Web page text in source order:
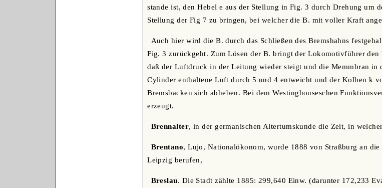
stande ist, den Hebel e aus der Stellung in Fig. 3 durch Drehung
Stellung der Fig 7 zu bringen, bei welcher die B. mit voller Kraft
Auch hier wird die B. durch das Schließen des Bremshahns
Fig. 3 zurückgeht. Zum Lösen der B. bringt der Lokomotivführer
daß der Luftdruck in der Leitung wieder steigt und die Memmbran
Cylinder enthaltene Luft durch 5 und 4 entweicht und der Kolben k
Bremsbacken sich abheben. Bei dem Westinghouseschen
erzeugt.
Brennalter, in der germanischen Altertumskunde die Zeit, in
Brentano, Lujo, Nationalökonom, wurde 1888 von Straßburg an
Leipzig berufen,
Breslau. Die Stadt zählte 1885: 299,640 Einw. (darunter 172,233